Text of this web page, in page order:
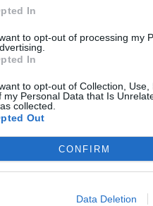
In
to opt-out of processing my
In
to opt-out of Collection,
my Personal Data that Is
collected.
Out
CONFIRM
Data Deletion